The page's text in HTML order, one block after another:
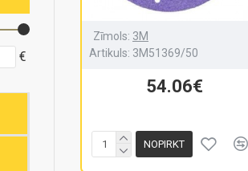
€
Zīmols: 3M
Artikuls: 3M51369/50
54.06€
NOPIRKT